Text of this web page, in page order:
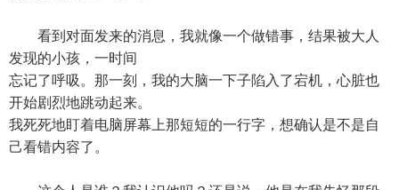
看到对面发来的消息，我就像一个做错事，结果被大人
发现的小孩，一时间
忘记了呼吸。那一刻，我的大脑一下子陷入了宕机，心脏也
开始剧烈地跳动起来。
我死死地盯着电脑屏幕上那短短的一行字，想确认是不是自
己看错内容了。